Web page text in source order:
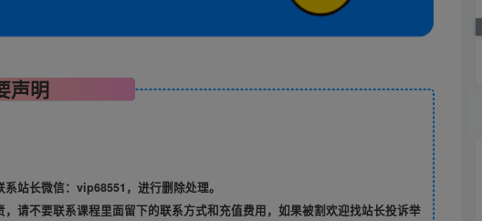
声明
站长微信：vip68551，进行删除处理。
请不要联系课程里面留下的联系方式和充值费用，如果被割欢迎找站长投诉举